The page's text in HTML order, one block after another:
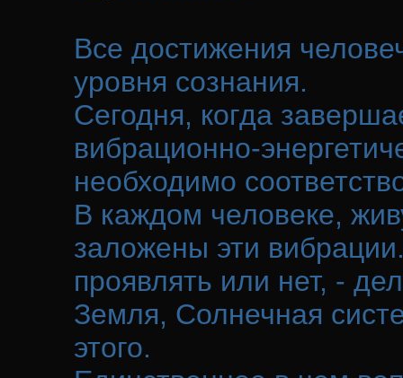
Все достижения
уровня сознания.
Сегодня, когда
вибрационно-
необходимо
В каждом человеке,
заложены эти
проявлять или нет, -
Земля, Солнечная
этого.